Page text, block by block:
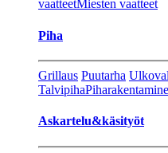
vaatteetMiesten vaatteet
Piha
Grillaus Puutarha
Talvipiha
Askartelu&käsityöt